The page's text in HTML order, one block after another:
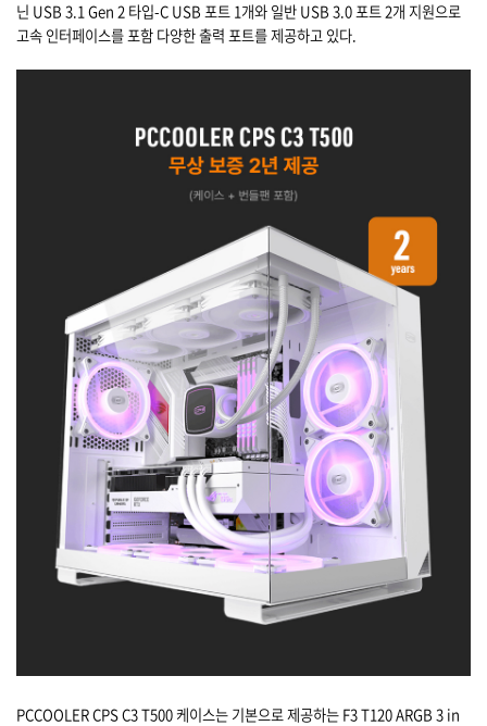
닌 USB 3.1 Gen 2 타입-C USB 포트 1개와 일반 USB 3.0 포트 2개 지원으로
고속 인터페이스를 포함 다양한 출력 포트를 제공하고 있다.
PCCOOLER CPS C3 T500 케이스는 기본으로 제공하는 F3 T120 ARGB 3 in